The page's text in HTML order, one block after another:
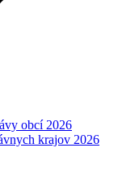
obcí 2026
krajov 2026